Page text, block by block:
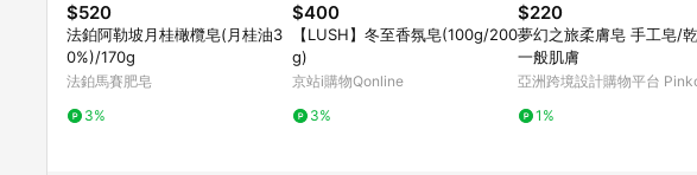
$520
法鉑阿勒坡月桂橄欖皂(月桂油3
0%)/170g
法鉑馬賽肥皂
3%
$400
【LUSH】冬至香氛皂(100g/200
g)
京站i購物Qonline
3%
$220
夢幻之旅柔膚皂 手工皂/
一般肌膚
亞洲跨境設計購物平台
1%